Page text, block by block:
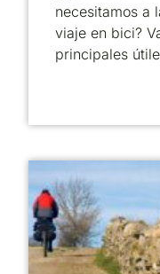
necesitamos a
viaje en bici?
principales